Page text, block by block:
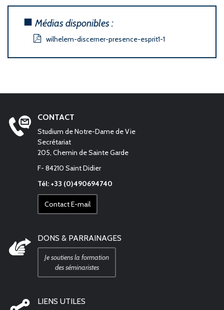
Médias disponibles :
wilhelem-discerner-presence-esprit1-1
CONTACT
Studium de Notre-Dame de Vie
Secrétariat
205, Chemin de Sainte Garde
F- 84210 Saint Didier
Tél: +33 (0)490694740
Contact E-mail
DONS & PARRAINAGES
Je soutiens la formation
des séminaristes
LIENS UTILES